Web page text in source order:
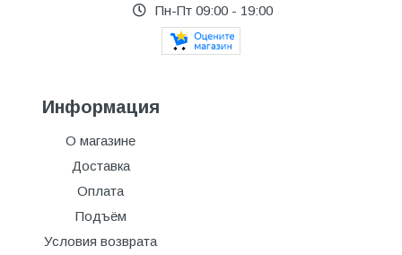
Пн-Пт 09:00 - 19:00
Информация
О магазине
Доставка
Оплата
Подъём
Условия возврата